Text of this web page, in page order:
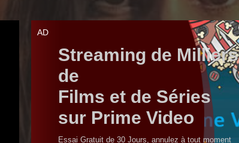
AD
Streaming de Milliers
de
Films et de Séries
sur Prime Video
Essai Gratuit de 30 Jours, annulez à tout moment